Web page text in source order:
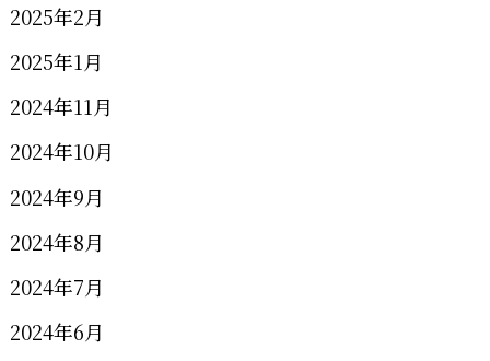
2025年2月
2025年1月
2024年11月
2024年10月
2024年9月
2024年8月
2024年7月
2024年6月